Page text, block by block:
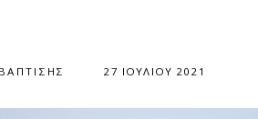
27 ΙΟΥΛΊΟΥ 2021